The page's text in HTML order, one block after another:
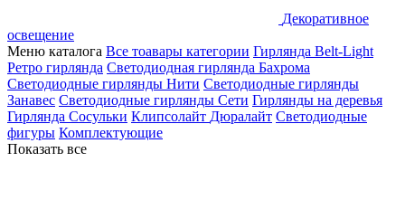
Декоративное
освещение
Меню каталога Все тоавары категории Гирлянда Belt-Light
Ретро гирлянда Светодиодная гирлянда Бахрома
Светодиодные гирлянды Нити Светодиодные гирлянды
Занавес Светодиодные гирлянды Сети Гирлянды на деревья
Гирлянда Сосульки Клипсолайт Дюралайт Светодиодные
фигуры Комплектующие
Показать все